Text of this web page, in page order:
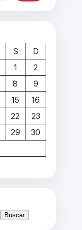
S
D
1
2
8
9
15
16
22
23
29
30
Buscar